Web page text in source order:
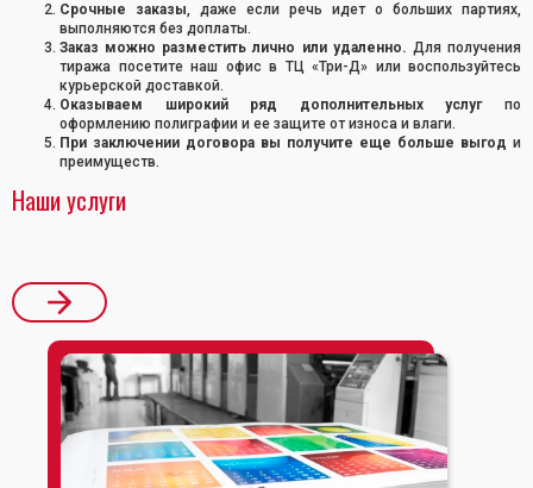
Срочные заказы, даже если речь идет о больших партиях,
выполняются без доплаты.
Заказ можно разместить лично или удаленно. Для получения
тиража посетите наш офис в ТЦ «Три-Д» или воспользуйтесь
курьерской доставкой.
Оказываем широкий ряд дополнительных услугпо
оформлению полиграфии и ее защите от износа и влаги.
При заключении договора вы получите еще больше выгод и
преимуществ.
Наши услуги